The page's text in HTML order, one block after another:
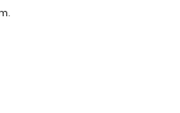
las 24 horas